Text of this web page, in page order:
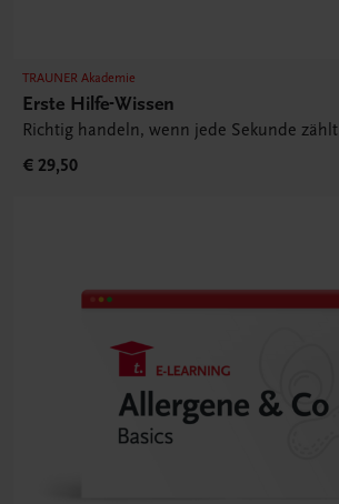
TRAUNER Akademie
Erste Hilfe-Wissen
Richtig handeln, wenn jede Sekunde zählt
€ 29,50